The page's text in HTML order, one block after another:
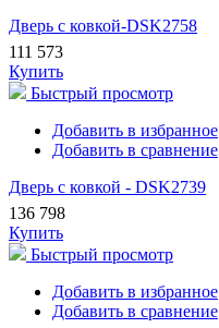
Дверь с ковкой-DSK2758
111 573
Купить
Быстрый просмотр
Добавить в избранное
Добавить в сравнение
Дверь с ковкой - DSK2739
136 798
Купить
Быстрый просмотр
Добавить в избранное
Добавить в сравнение